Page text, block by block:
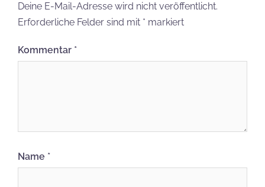
Deine E-Mail-Adresse wird nicht veröffentlicht.
Erforderliche Felder sind mit * markiert
Kommentar *
Name *